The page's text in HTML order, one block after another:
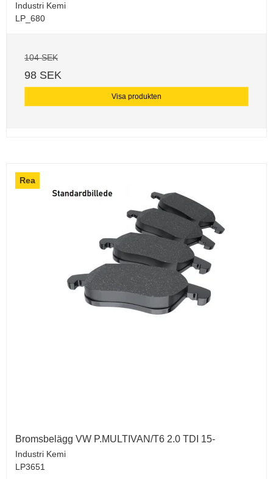
Industri Kemi
LP_680
104 SEK
98 SEK
Visa produkten
Rea
Bromsbelägg VW P.MULTIVAN/T6 2.0 TDI 15-
Industri Kemi
LP3651